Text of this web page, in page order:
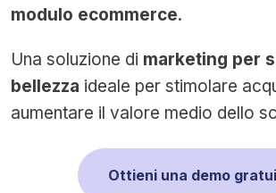
modulo ecommerce.
Una soluzione di marketing per
bellezza ideale per stimolare
aumentare il valore medio dello
Ottieni una demo